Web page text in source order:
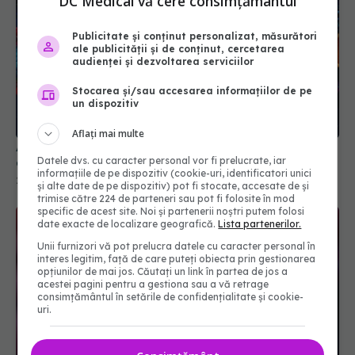
Alimentele care încetinesc îmbătrânirea creierului
cu peste doi ani
20 mar 2026, 14:04
Publicitate și conținut personalizat, măsurători
ale publicității și de conținut, cercetarea
audienței și dezvoltarea serviciilor
Stocarea și/sau accesarea informațiilor de pe
un dispozitiv
Aflați mai multe
Datele dvs. cu caracter personal vor fi prelucrate, iar
informațiile de pe dispozitiv (cookie-uri, identificatori unici
și alte date de pe dispozitiv) pot fi stocate, accesate de și
trimise către 224 de parteneri sau pot fi folosite în mod
specific de acest site. Noi și partenerii noștri putem folosi
date exacte de localizare geografică.Lista partenerilor.
Unii furnizori vă pot prelucra datele cu caracter personal în
interes legitim, față de care puteți obiecta prin gestionarea
opțiunilor de mai jos. Căutați un link în partea de jos a
acestei pagini pentru a gestiona sau a vă retrage
consimțământul în setările de confidențialitate și cookie-
uri.